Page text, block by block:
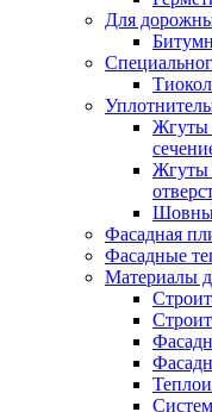
Для
Жгуты
Жгуты
Фасадная
Фасадные
Материалы